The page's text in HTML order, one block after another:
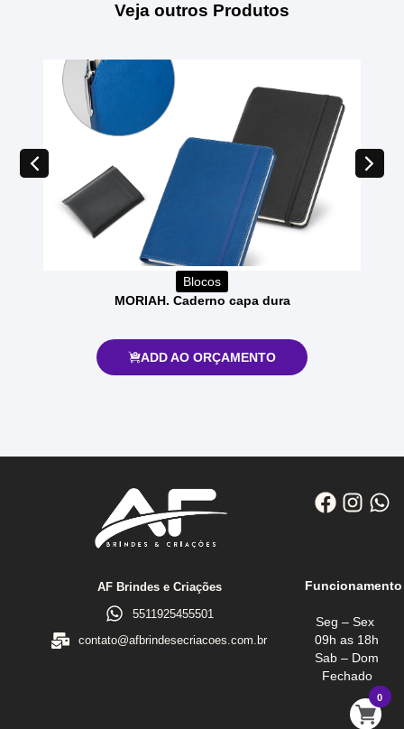
Veja outros Produtos
Blocos
MORIAH. Caderno capa dura
ADD AO ORÇAMENTO
AF Brindes e Criações
5511925455501
contato@afbrindesecriacoes.com.br
Funcionamento
Seg – Sex
09h as 18h
Sab – Dom
Fechado
0